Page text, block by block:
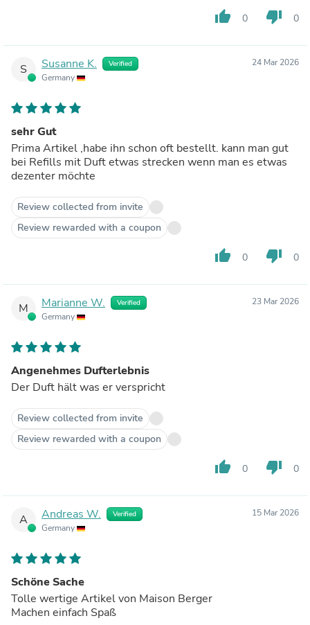
thumb_up 0 thumb_down 0
S Susanne K. Verified
Germany
24 Mar 2026
sehr Gut
Prima Artikel ,habe ihn schon oft bestellt. kann man gut
bei Refills mit Duft etwas strecken wenn man es etwas
dezenter möchte
Review collected from invite
Review rewarded with a coupon
thumb_up 0 thumb_down 0
M Marianne W. Verified
Germany
23 Mar 2026
Angenehmes Dufterlebnis
Der Duft hält was er verspricht
Review collected from invite
Review rewarded with a coupon
thumb_up 0 thumb_down 0
A Andreas W. Verified
Germany
15 Mar 2026
Schöne Sache
Tolle wertige Artikel von Maison Berger
Machen einfach Spaß